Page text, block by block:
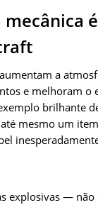
mecânica
a
e melhoram o
brilhante
mesmo um
explosivas —